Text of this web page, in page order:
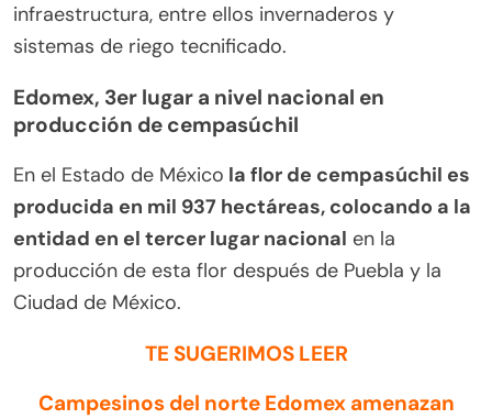
infraestructura, entre ellos invernaderos y
sistemas de riego tecnificado.
Edomex, 3er lugar a nivel nacional en
producción de cempasúchil
En el Estado de México la flor de cempasúchil es
producida en mil 937 hectáreas, colocando a la
entidad en el tercer lugar nacional en la
producción de esta flor después de Puebla y la
Ciudad de México.
TE SUGERIMOS LEER
Campesinos del norte Edomex amenazan